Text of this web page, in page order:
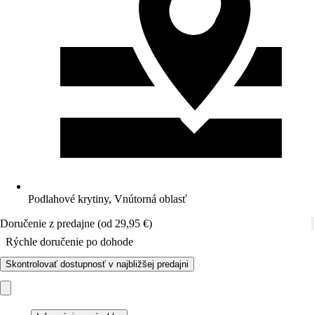
Podlahové krytiny, Vnútorná oblasť
Doručenie z predajne (od 29,95 €)
Rýchle doručenie po dohode
Skontrolovať dostupnosť v najbližšej predajni